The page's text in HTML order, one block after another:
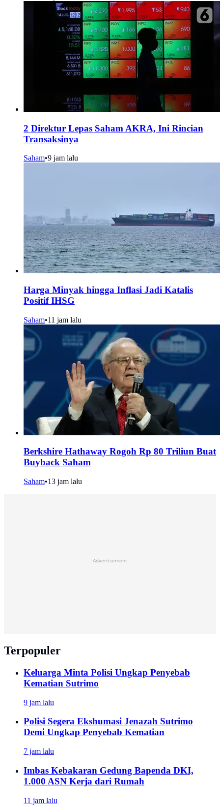
2 Direktur Lepas Saham AKRA, Ini Rincian
Transaksinya
Saham•9 jam lalu
Harga Minyak hingga Inflasi Jadi Katalis
Positif IHSG
Saham•11 jam lalu
Berkshire Hathaway Rogoh Rp 80 Triliun Buat
Buyback Saham
Saham•13 jam lalu
Advertisement
Terpopuler
Keluarga Minta Polisi Ungkap Penyebab
Kematian Sutrimo
9 jam lalu
Polisi Segera Ekshumasi Jenazah Sutrimo
Demi Ungkap Penyebab Kematian
7 jam lalu
Imbas Kebakaran Gedung Bapenda DKI,
1.000 ASN Kerja dari Rumah
11 jam lalu